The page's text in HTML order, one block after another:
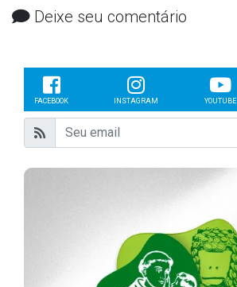
Deixe seu comentário
FACEBOOK INSTAGRAM YOUTUBE